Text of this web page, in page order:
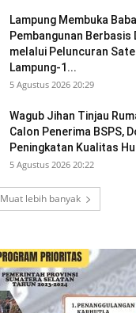
Lampung Membuka
Pembangunan Berbasis
melalui Peluncuran
Lampung-1...
5 Agustus 2026 20:29
Wagub Jihan Tinjau
Calon Penerima BSPS,
Peningkatan Kualitas
5 Agustus 2026 20:22
Muat lebih banyak